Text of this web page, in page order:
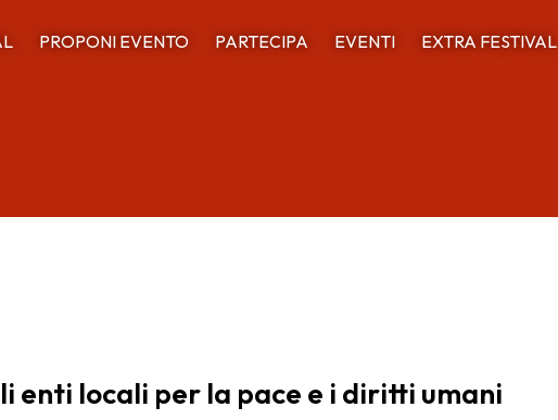
PROPONI EVENTO PARTECIPA EVENTI EXTRA FESTIVAL
enti locali per la pace e i diritti umani